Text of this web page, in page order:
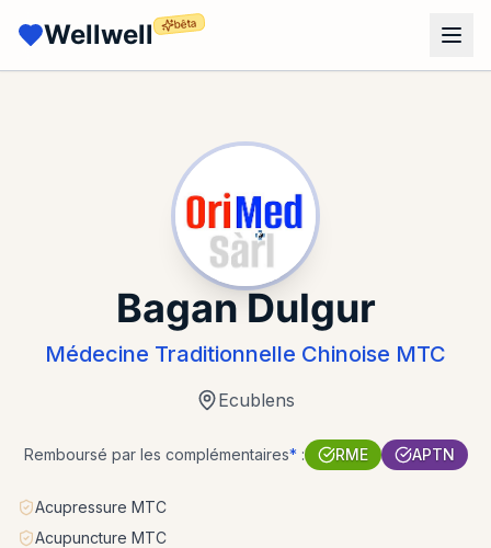
Wellwell bêta
Bagan Dulgur
Médecine Traditionnelle Chinoise MTC
Ecublens
Remboursé par les complémentaires*: RME APTN
Acupressure MTC
Acupuncture MTC